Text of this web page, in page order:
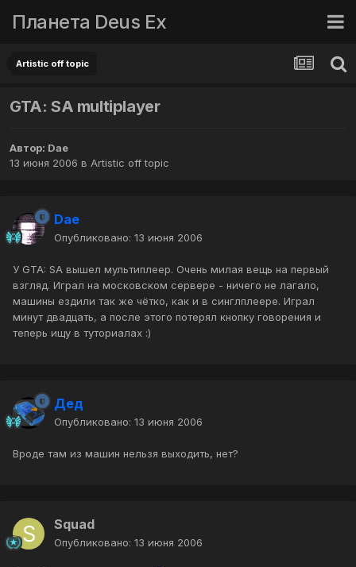
Планета Deus Ex
Artistic off topic
GTA: SA multiplayer
Автор: Dae
13 июня 2006 в Artistic off topic
Dae
Опубликовано: 13 июня 2006
У GTA: SA вышел мультиплеер. Очень милая вещь на первый
взгляд. Играл на московском сервере - ничего не лагало,
машины ездили так же чётко, как и в синглплеере. Играл
минут двадцать, а после этого потерял кнопку говорения и
теперь ищу в туториалах :)
Дед
Опубликовано: 13 июня 2006
Вроде там из машин нельзя выходить, нет?
Squad
Опубликовано: 13 июня 2006